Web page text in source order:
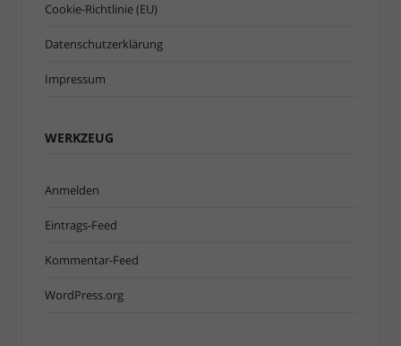
Cookie-Richtlinie (EU)
Datenschutzerklärung
Impressum
WERKZEUG
Anmelden
Eintrags-Feed
Kommentar-Feed
WordPress.org